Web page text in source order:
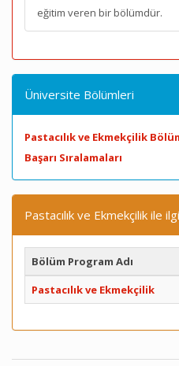
eğitim veren bir bölümdür.
Üniversite Bölümleri
Pastacılık ve Ekmekçilik
Başarı Sıralamaları
Pastacılık ve Ekmekçilik ile
Bölüm Program Adı
Pastacılık ve Ekmekçilik